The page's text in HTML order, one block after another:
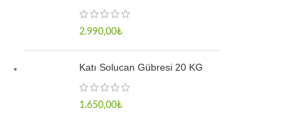
2.990,00₺
Katı Solucan Gübresi 20 KG
1.650,00₺